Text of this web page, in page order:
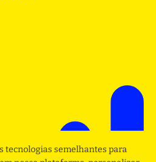
tecnologias semelhantes para